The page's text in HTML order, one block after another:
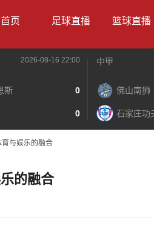
首页 足球直播 篮球直播
2026-08-16 22:00
斯 0
0
中甲
佛山南狮
石家庄功
与娱乐的融合
的融合